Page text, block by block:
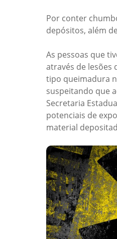
Por conter
depósitos, além
As pessoas que
através de lesões
tipo queimadura
suspeitando que
Secretaria
potenciais de
material